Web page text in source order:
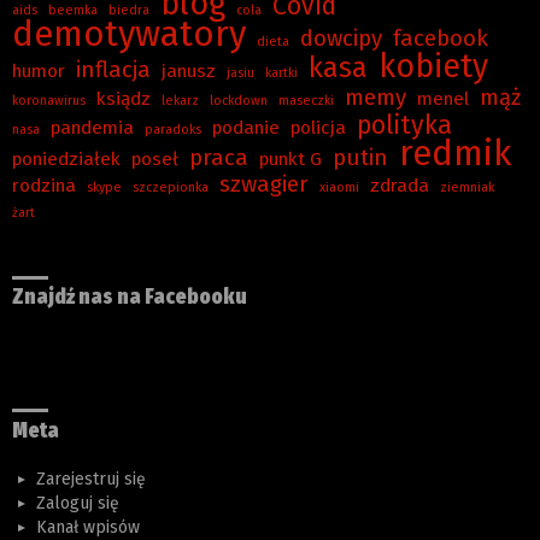
aids beemka biedra cola
demotywatory dieta dowcipy facebook
humor inflacja janusz jasiu kartki kasa kobiety
koronawirus ksiądz lekarz lockdown maseczki memy menel mąż
nasa pandemia paradoks podanie policja polityka
poniedziałek poseł praca punkt G putin redmik
rodzina skype szczepionka szwagier xiaomi zdrada
ziemniak
żart
Znajdź nas na Facebooku
Meta
Zarejestruj się
Zaloguj się
Kanał wpisów